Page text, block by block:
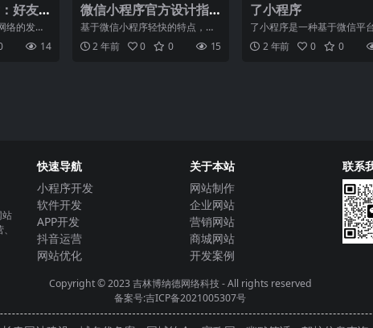
好友
络的发
人们生活
社交小 14
微信小程序官方设计指
南
基于微信小程序轻快的特点，我
们拟定了小程序界面设计指南和
建议。 设计指南建立在充
2 年前 0 0 15
了小程序
了小程序是一种基于微信平
发的应用程序，可以在微信
接使用。它是在微信公众号
2 年前 0 0
站
快速导航
小程序开发
软件开发
APP开发
抖音运营
网站优化
关于本站
网站制作
企业网站
营销网站
商城网站
开发案例
联系
Copyright © 2023吉林博纳德网络科技- All rights reserved
备案号:吉ICP备2021005307号